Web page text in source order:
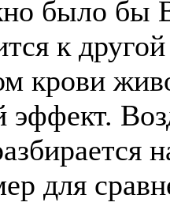
было бы
к
крови
эффект.
для